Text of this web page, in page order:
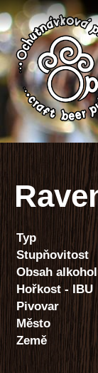
Typ
Stupňovitost
Obsah
Hořkost - IBU
Pivovar
Město
Země